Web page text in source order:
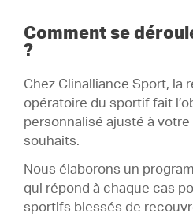
Comment se
?
Chez Clinalliance Sport, la
opératoire du sportif fait
personnalisé ajusté à
souhaits.
Nous élaborons un
qui répond à chaque cas
sportifs blessés de